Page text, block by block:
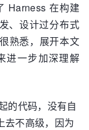
Harness 在构建
、设计过分布式
熟悉，展开本文
进一步加深理解
的代码，没有自
去不高级，因为